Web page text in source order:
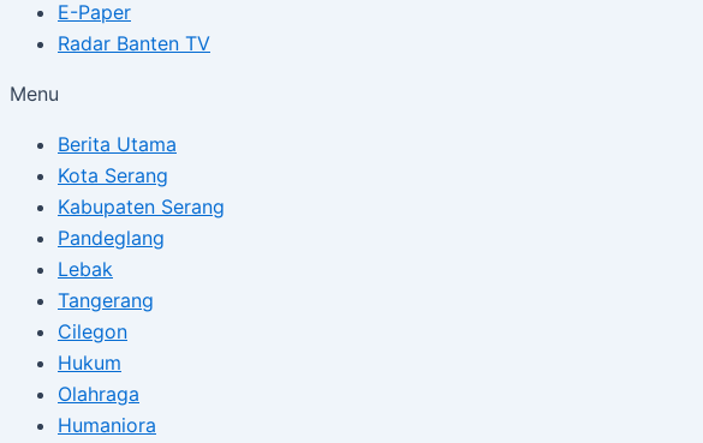
E-Paper
Radar Banten TV
Menu
Berita Utama
Kota Serang
Kabupaten Serang
Pandeglang
Lebak
Tangerang
Cilegon
Hukum
Olahraga
Humaniora